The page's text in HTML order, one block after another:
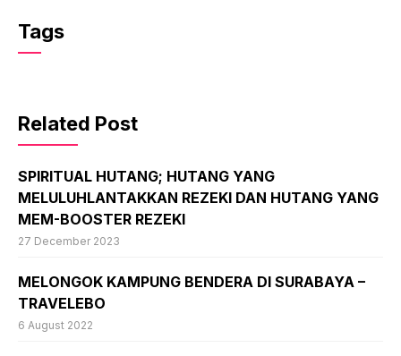
Tags
Related Post
SPIRITUAL HUTANG; HUTANG YANG
MELULUHLANTAKKAN REZEKI DAN HUTANG YANG
MEM-BOOSTER REZEKI
27 December 2023
MELONGOK KAMPUNG BENDERA DI SURABAYA –
TRAVELEBO
6 August 2022